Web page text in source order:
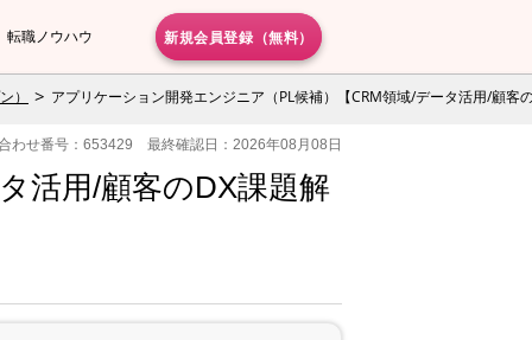
転職ノウハウ 新規会員登録（無料）
） アプリケーション開発エンジニア（PL候補）【CRM領域/データ活用/顧客
わせ番号：653429 最終確認日：2026年08月08日
活用/顧客のDX課題解